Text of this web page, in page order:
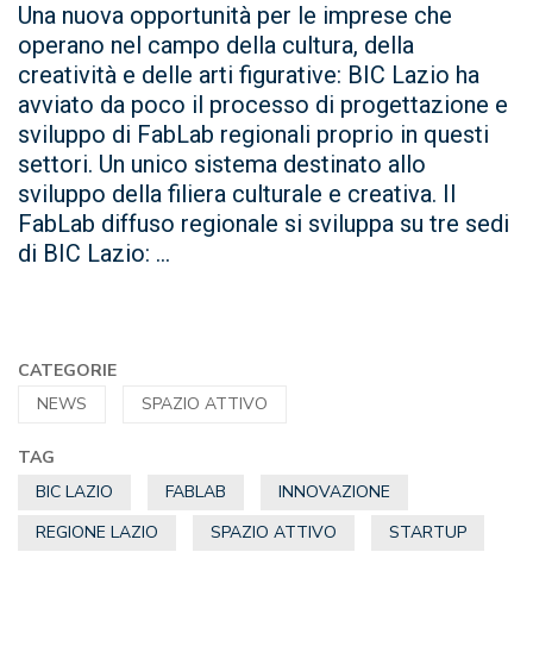
Una nuova opportunità per le imprese che
operano nel campo della cultura, della
creatività e delle arti figurative: BIC Lazio ha
avviato da poco il processo di progettazione e
sviluppo di FabLab regionali proprio in questi
settori. Un unico sistema destinato allo
sviluppo della filiera culturale e creativa. Il
FabLab diffuso regionale si sviluppa su tre sedi
di BIC Lazio: ...
CATEGORIE
NEWS
SPAZIO ATTIVO
TAG
BIC LAZIO
FABLAB
INNOVAZIONE
REGIONE LAZIO
SPAZIO ATTIVO STARTUP